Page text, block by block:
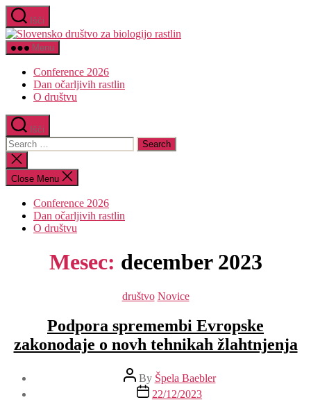
Skip
to
the
content
Išči
Menu
Conference 2026
Dan očarljivih rastlin
O društvu
Išči
Search
for:
Close
search
Close Menu
Conference 2026
Dan očarljivih rastlin
O društvu
Mesec: december 2023
Categories
društvo Novice
Podpora spremembi Evropske
zakonodaje o novh tehnikah žlahtnjenja
Post
author
By Špela Baebler
Post
date
22/12/2023